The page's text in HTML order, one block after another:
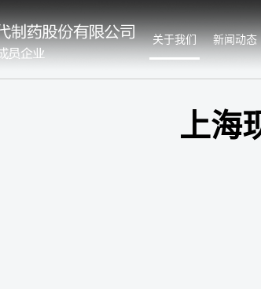
关于我们 新闻动态
上海